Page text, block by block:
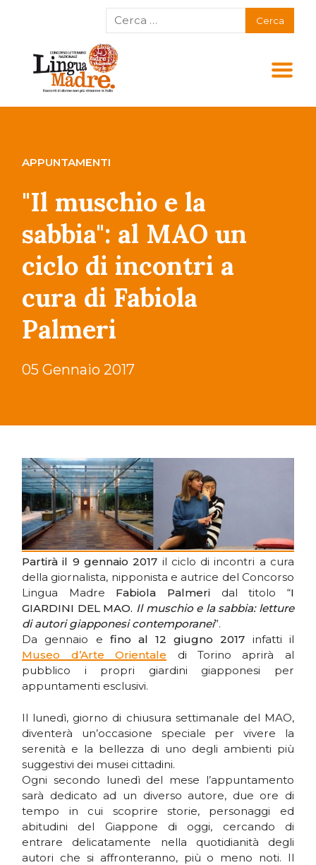
APPUNTAMENTI
"Il muschio e la
sabbia": al MAO un
ciclo di incontri a
cura di Fabiola
Palmeri
05 Gennaio 2017
Partirà il 9 gennaio 2017 il ciclo di incontri a cura
della giornalista, nipponista e autrice del Concorso
Lingua Madre Fabiola Palmeri dal titolo “I
GIARDINI DEL MAO. Il muschio e la sabbia: letture
di autori giapponesi contemporanei”.
Da gennaio e fino al 12 giugno 2017 infatti il
Museo d’Arte Orientale
di Torino aprirà al
pubblico i propri giardini giapponesi per
appuntamenti esclusivi.
Il lunedì, giorno di chiusura settimanale del MAO,
diventerà un’occasione speciale per vivere la
serenità e la bellezza di uno degli ambienti più
suggestivi dei musei cittadini.
Ogni secondo lunedì del mese l’appuntamento
sarà dedicato ad un diverso autore, due ore di
tempo in cui scoprire storie, personaggi ed
abitudini del Giappone di oggi, cercando di
entrare delicatamente nella quotidianità degli
autori che si affronteranno, più o meno noti. Il